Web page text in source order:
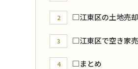
2 □江東区の土地売
3 □江東区で空き家
4 □まとめ